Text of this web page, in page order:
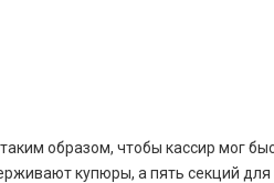
образом, чтобы кассир мог
купюры, а пять секций